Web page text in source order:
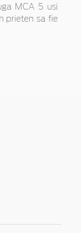
MCA 5 usi
prieten sa fie